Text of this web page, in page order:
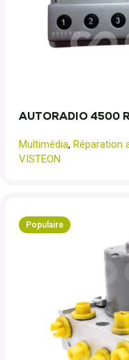
AUTORADIO 4500
Multimédia, Réparation
VISTEON
Populaire